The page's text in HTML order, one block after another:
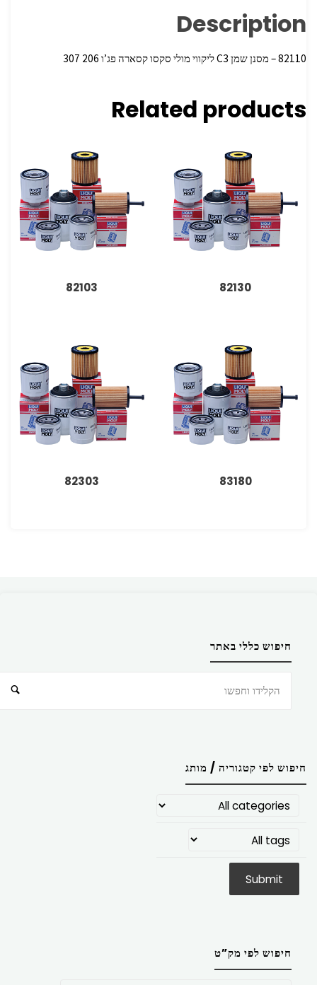
Description
82110 – מסנן שמן C3 ליקווי מולי סקסו קסארה פג’ו 206 307
Related products
82130
82103
83180
82303
חיפוש כללי באתר
חיפוש לפי קטגוריה / מותג
חיפוש לפי מק”ט